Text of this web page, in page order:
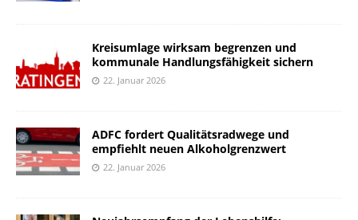
Kreisumlage wirksam begrenzen und
kommunale Handlungsfähigkeit sichern
22. Januar 2026
ADFC fordert Qualitätsradwege und
empfiehlt neuen Alkoholgrenzwert
22. Januar 2026